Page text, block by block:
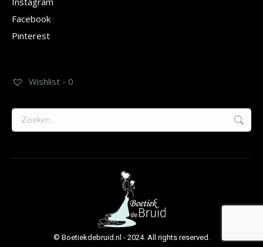
Facebook
Pinterest
Wishlist - 0
Zoeken:
© Boetiekdebruid.nl - 2024. All rights reserved.